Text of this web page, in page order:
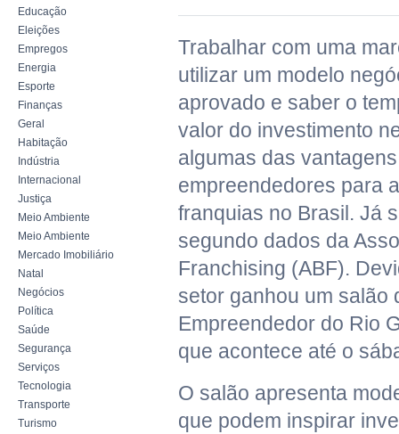
Educação
Eleições
Empregos
Energia
Esporte
Finanças
Geral
Habitação
Indústria
Internacional
Justiça
Meio Ambiente
Meio Ambiente
Mercado Imobiliário
Natal
Negócios
Política
Saúde
Segurança
Serviços
Tecnologia
Transporte
Turismo
Trabalhar com uma
utilizar um modelo
aprovado e saber o
valor do investimento
algumas das
empreendedores para
franquias no Brasil. Já
segundo dados da
Franchising (ABF).
setor ganhou um salão
Empreendedor do Rio
que acontece até o
O salão apresenta
que podem inspirar